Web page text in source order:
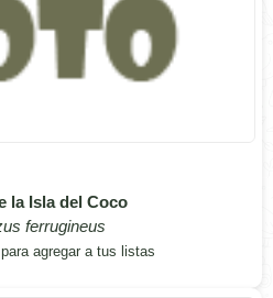
la Isla del Coco
ferrugineus
agregar a tus listas